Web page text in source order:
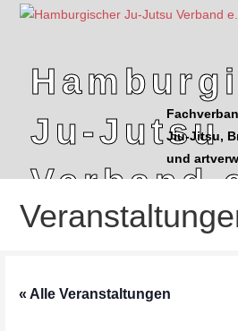
Ju-Jutsu
Verband
Jiu-Jitsu,
und
« Alle Veranstaltungen